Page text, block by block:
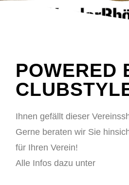
POWERED
Ihnen gefällt dieser
Gerne beraten wir Sie
für Ihren Verein!
Alle Infos dazu unter